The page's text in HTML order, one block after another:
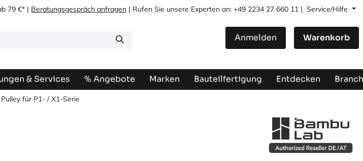
79 €* | Beratungsgespräch anfragen | Rufen Sie unsere Experten an: +49 2234 27 660 11 | Service/Hilfe
Anmelden Warenkorb
& Services % Angebote Marken Bauteilfertigung Entdecken
für P1- / X1-Serie